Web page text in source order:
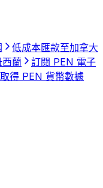
低成本匯款至加拿大
西蘭
訂閱 PEN 電子
取得 PEN 貨幣數據